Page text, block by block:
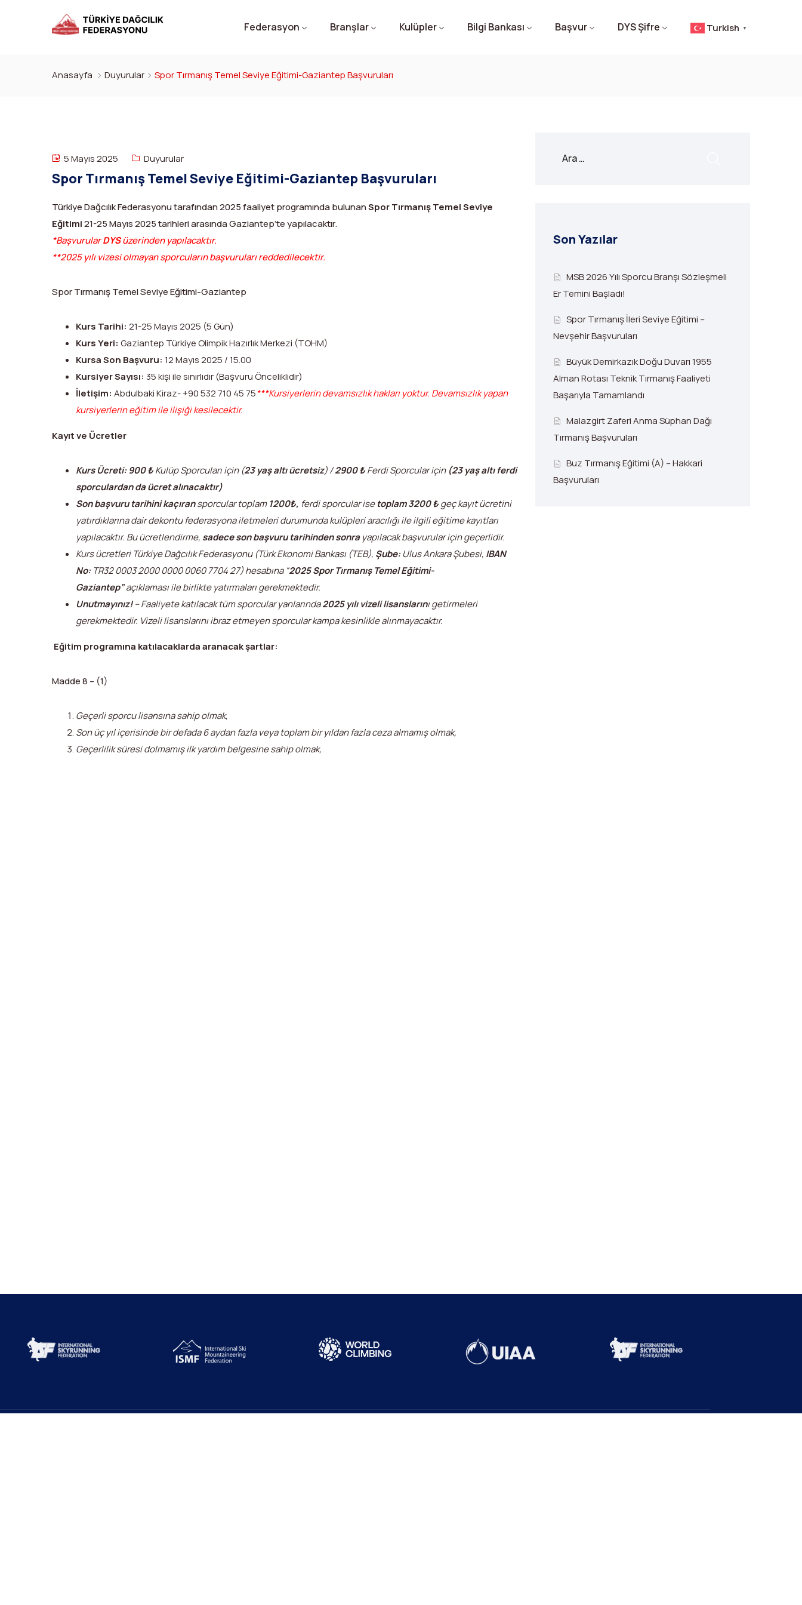
Federasyon Branşlar Kulüpler Bilgi Bankası Başvur DYS Şifre Turkish ▼
Anasayfa Duyurular Spor Tırmanış Temel Seviye Eğitimi-Gaziantep Başvuruları
5 Mayıs 2025 Duyurular
Spor Tırmanış Temel Seviye Eğitimi-Gaziantep Başvuruları
Türkiye Dağcılık Federasyonu tarafından 2025 faaliyet programında bulunanSpor Tırmanış Temel Seviye
Eğitimi21-25 Mayıs 2025 tarihleri arasında Gaziantep’te yapılacaktır.
*BaşvurularDYSüzerinden yapılacaktır.
**2025 yılı vizesi olmayan sporcuların başvuruları reddedilecektir.
Spor Tırmanış Temel Seviye Eğitimi-Gaziantep
Kurs Tarihi: 21-25 Mayıs 2025 (5 Gün)
Kurs Yeri: Gaziantep Türkiye Olimpik Hazırlık Merkezi (TOHM)
Kursa Son Başvuru: 12 Mayıs 2025 / 15.00
Kursiyer Sayısı: 35 kişi ile sınırlıdır (Başvuru Önceliklidir)
İletişim: Abdulbaki Kiraz- +90 532 710 45 75***Kursiyerlerin devamsızlık hakları yoktur. Devamsızlık yapan
kursiyerlerin eğitim ile ilişiği kesilecektir.
Kayıt ve Ücretler
Kurs Ücreti: 900₺Kulüp Sporcuları için (23 yaş altı ücretsiz) /2900₺Ferdi Sporcular için (23 yaş altı ferdi
sporculardan da ücret alınacaktır)
Son başvuru tarihini kaçıransporcular toplam 1200₺, ferdi sporcular isetoplam 3200₺geç kayıt ücretini
yatırdıklarına dair dekontu federasyona iletmeleri durumunda kulüpleri aracılığı ile ilgili eğitime kayıtları
yapılacaktır. Bu ücretlendirme, sadece son başvuru tarihinden sonrayapılacak başvurular için geçerlidir.
Kurs ücretleri Türkiye Dağcılık Federasyonu (Türk Ekonomi Bankası (TEB), Şube:Ulus Ankara Şubesi, IBAN
No:TR32 0003 2000 0000 0060 7704 27) hesabına “2025Spor Tırmanış Temel Eğitimi-
Gaziantep”açıklaması ile birlikte yatırmaları gerekmektedir.
Unutmayınız!– Faaliyete katılacak tüm sporcular yanlarında2025 yılı vizeli lisanslarını getirmeleri
gerekmektedir. Vizeli lisanslarını ibraz etmeyen sporcular kampa kesinlikle alınmayacaktır.
Eğitim programına katılacaklarda aranacak şartlar:
Madde 8 – (1)
Geçerli sporcu lisansına sahip olmak,
Son üç yıl içerisinde bir defada 6 aydan fazla veya toplam bir yıldan fazla ceza almamış olmak,
Geçerlilik süresi dolmamış ilk yardım belgesine sahip olmak,
Son Yazılar
MSB 2026 Yılı Sporcu Branşı Sözleşmeli
Er Temini Başladı!
Spor Tırmanış İleri Seviye Eğitimi –
Nevşehir Başvuruları
Büyük Demirkazık Doğu Duvarı 1955
Alman Rotası Teknik Tırmanış Faaliyeti
Başarıyla Tamamlandı
Malazgirt Zaferi Anma Süphan Dağı
Tırmanış Başvuruları
Buz Tırmanış Eğitimi (A) – Hakkari
Başvuruları